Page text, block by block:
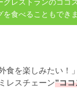
グレストランのココ
を食べることもできま
食を楽しみたい！
レスチェーン”コ